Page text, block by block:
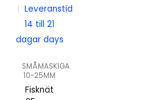
| Leveranstid
14 till 21
dagar days
SMÅMASKIGA
10-25MM
Fisknät